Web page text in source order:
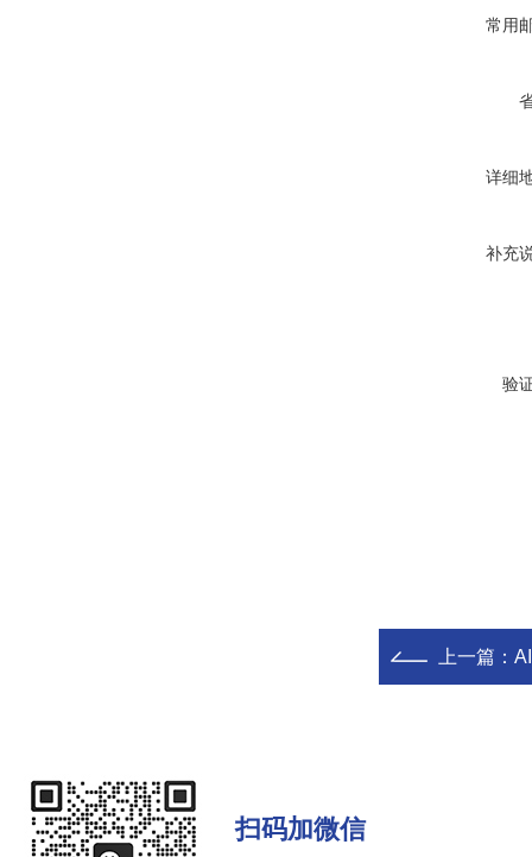
常用
详细
补充
验
上一篇：
扫码加微信